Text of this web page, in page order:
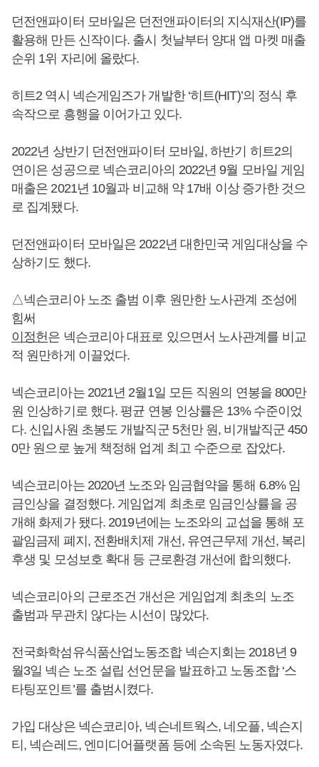
던전앤파이터 모바일은 던전앤파이터의 지식재산(IP)를
활용해 만든 신작이다. 출시 첫날부터 양대 앱 마켓 매출
순위 1위 자리에 올랐다.
히트2 역시 넥슨게임즈가 개발한 ‘히트(HIT)’의 정식 후
속작으로 흥행을 이어가고 있다.
2022년 상반기 던전앤파이터 모바일, 하반기 히트2의
연이은 성공으로 넥슨코리아의 2022년 9월 모바일 게임
매출은 2021년 10월과 비교해 약 17배 이상 증가한 것으
로 집계됐다.
던전앤파이터 모바일은 2022년 대한민국 게임대상을 수
상하기도 했다.
△넥슨코리아 노조 출범 이후 원만한 노사관계 조성에
힘써
이정헌은 넥슨코리아 대표로 있으면서 노사관계를 비교
적 원만하게 이끌었다.
넥슨코리아는 2021년 2월1일 모든 직원의 연봉을 800만
원 인상하기로 했다. 평균 연봉 인상률은 13% 수준이었
다. 신입사원 초봉도 개발직군 5천만 원, 비개발직군 450
0만 원으로 높게 책정해 업계 최고 수준으로 잡았다.
넥슨코리아는 2020년 노조와 임금협약을 통해 6.8% 임
금인상을 결정했다. 게임업계 최초로 임금인상률을 공
개해 화제가 됐다. 2019년에는 노조와의 교섭을 통해 포
괄임금제 폐지, 전환배치제 개선, 유연근무제 개선, 복리
후생 및 모성보호 확대 등 근로환경 개선에 합의했다.
넥슨코리아의 근로조건 개선은 게임업계 최초의 노조
출범과 무관치 않다는 시선이 많았다.
전국화학섬유식품산업노동조합 넥슨지회는 2018년 9
월3일 넥슨 노조 설립 선언문을 발표하고 노동조합 ‘스
타팅포인트’를 출범시켰다.
가입 대상은 넥슨코리아, 넥슨네트웍스, 네오플, 넥슨지
티, 넥슨레드, 엔미디어플랫폼 등에 소속된 노동자였다.